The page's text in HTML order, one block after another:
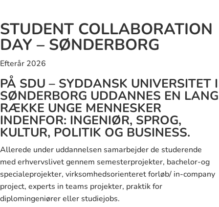
STUDENT COLLABORATION
DAY – SØNDERBORG
Efterår 2026
PÅ SDU – SYDDANSK UNIVERSITET I
SØNDERBORG UDDANNES EN LANG
RÆKKE UNGE MENNESKER
INDENFOR: INGENIØR, SPROG,
KULTUR, POLITIK OG BUSINESS.
Allerede under uddannelsen samarbejder de studerende
med erhvervslivet gennem semesterprojekter, bachelor-og
specialeprojekter, virksomhedsorienteret forløb/ in-company
project, experts in teams projekter, praktik for
diplomingeniører eller studiejobs.